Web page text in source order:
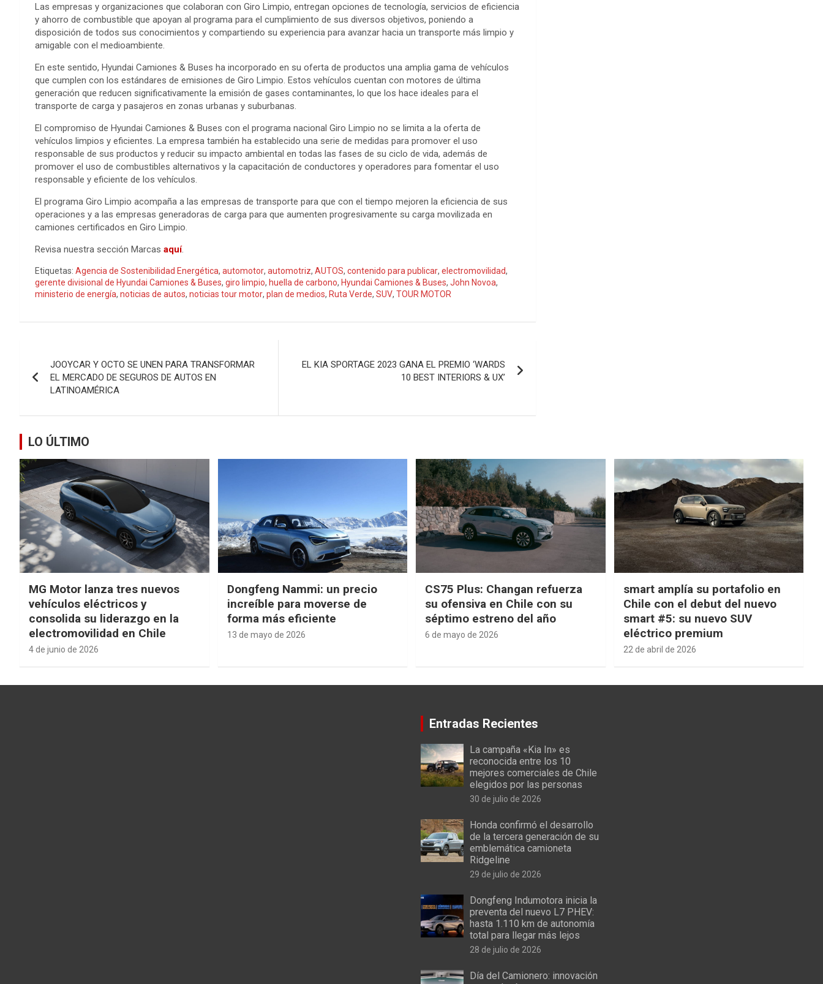
Las empresas y organizaciones que colaboran con Giro Limpio, entregan opciones de tecnología, servicios de eficiencia
y ahorro de combustible que apoyan al programa para el cumplimiento de sus diversos objetivos, poniendo a
disposición de todos sus conocimientos y compartiendo su experiencia para avanzar hacia un transporte más limpio y
amigable con el medioambiente.
En este sentido, Hyundai Camiones & Buses ha incorporado en su oferta de productos una amplia gama de vehículos
que cumplen con los estándares de emisiones de Giro Limpio. Estos vehículos cuentan con motores de última
generación que reducen significativamente la emisión de gases contaminantes, lo que los hace ideales para el
transporte de carga y pasajeros en zonas urbanas y suburbanas.
El compromiso de Hyundai Camiones & Buses con el programa nacional Giro Limpio no se limita a la oferta de
vehículos limpios y eficientes. La empresa también ha establecido una serie de medidas para promover el uso
responsable de sus productos y reducir su impacto ambiental en todas las fases de su ciclo de vida, además de
promover el uso de combustibles alternativos y la capacitación de conductores y operadores para fomentar el uso
responsable y eficiente de los vehículos.
El programa Giro Limpio acompaña a las empresas de transporte para que con el tiempo mejoren la eficiencia de sus
operaciones y a las empresas generadoras de carga para que aumenten progresivamente su carga movilizada en
camiones certificados en Giro Limpio.
Revisa nuestra sección Marcas aquí.
Etiquetas: Agencia de Sostenibilidad Energética, automotor, automotriz, AUTOS, contenido para publicar, electromovilidad,
gerente divisional de Hyundai Camiones & Buses, giro limpio, huella de carbono, Hyundai Camiones & Buses, John Novoa,
ministerio de energía, noticias de autos, noticias tour motor, plan de medios, Ruta Verde, SUV, TOUR MOTOR
de
JOOYCAR Y OCTO SE UNEN PARA TRANSFORMAR
EL MERCADO DE SEGUROS DE AUTOS EN
LATINOAMÉRICA
EL KIA SPORTAGE 2023 GANA EL PREMIO ‘WARDS
10 BEST INTERIORS & UX’
LO ÚLTIMO
MG Motor lanza tres nuevos
vehículos eléctricos y
consolida su liderazgo en la
electromovilidad en Chile
4 de junio de 2026
Dongfeng Nammi: un precio
increíble para moverse de
forma más eficiente
13 de mayo de 2026
CS75 Plus: Changan refuerza
su ofensiva en Chile con su
séptimo estreno del año
6 de mayo de 2026
smart amplía su portafolio en
Chile con el debut del nuevo
smart #5: su nuevo SUV
eléctrico premium
22 de abril de 2026
Entradas Recientes
La campaña «Kia In» es
reconocida entre los 10
mejores comerciales de Chile
elegidos por las personas
30 de julio de 2026
Honda confirmó el desarrollo
de la tercera generación de su
emblemática camioneta
Ridgeline
29 de julio de 2026
Dongfeng Indumotora inicia la
preventa del nuevo L7 PHEV:
hasta 1.110 km de autonomía
total para llegar más lejos
28 de julio de 2026
Día del Camionero: innovación